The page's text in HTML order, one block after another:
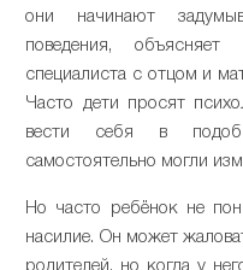
они начинают
поведения,
специалиста с отцом и
Часто дети просят
вести себя в
самостоятельно могли
Но часто ребёнок не
насилие. Он может
родителей, но когда у